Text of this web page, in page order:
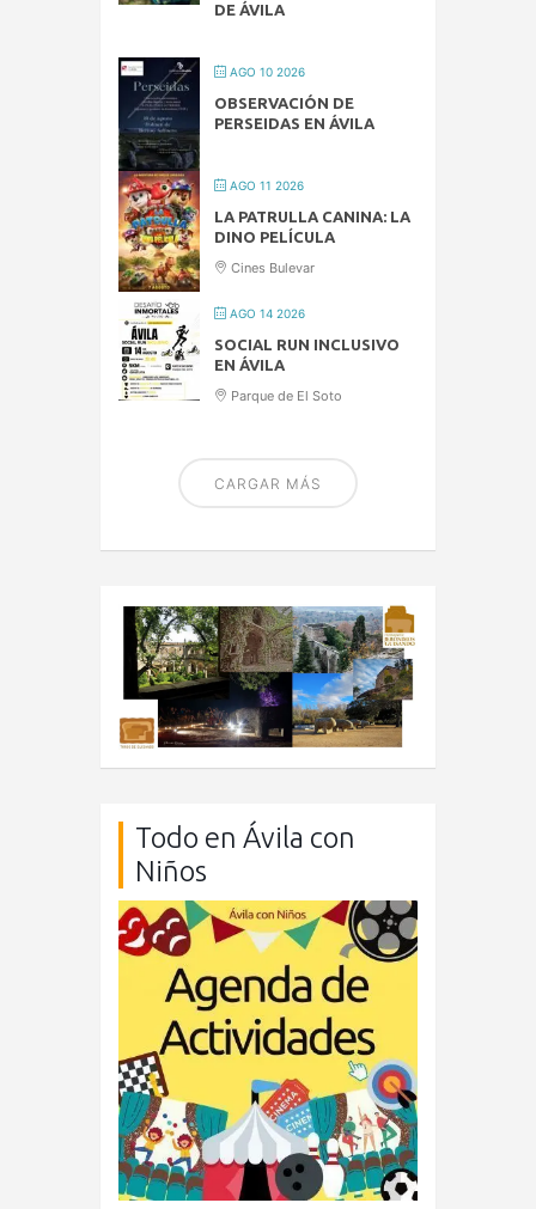
DE ÁVILA
AGO 10 2026
OBSERVACIÓN DE
PERSEIDAS EN ÁVILA
AGO 11 2026
LA PATRULLA CANINA: LA
DINO PELÍCULA
Cines Bulevar
AGO 14 2026
SOCIAL RUN INCLUSIVO
EN ÁVILA
Parque de El Soto
CARGAR MÁS
Todo en Ávila con
Niños